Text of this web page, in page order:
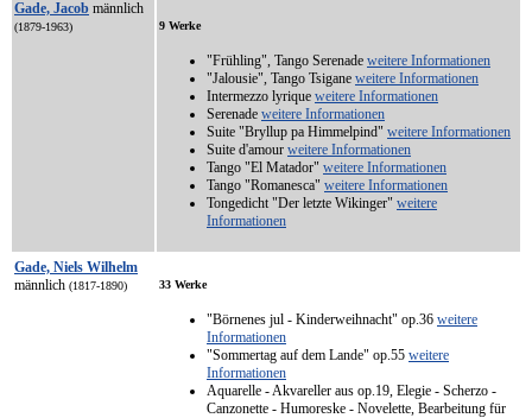
Gade, Jacob männlich
(1879-1963) 9 Werke
"Frühling", Tango Serenade weitere Informationen
"Jalousie", Tango Tsigane weitere Informationen
Intermezzo lyrique weitere Informationen
Serenade weitere Informationen
Suite "Bryllup pa Himmelpind" weitere Informationen
Suite d'amour weitere Informationen
Tango "El Matador" weitere Informationen
Tango "Romanesca" weitere Informationen
Tongedicht "Der letzte Wikinger" weitere
Informationen
Gade, Niels Wilhelm
männlich (1817-1890) 33 Werke
"Börnenes jul - Kinderweihnacht" op.36 weitere
Informationen
"Sommertag auf dem Lande" op.55 weitere
Informationen
Aquarelle - Akvareller aus op.19, Elegie - Scherzo -
Canzonette - Humoreske - Novelette, Bearbeitung für